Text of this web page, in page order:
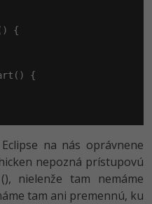
{
{
na nás oprávnene
nepozná prístupovú
nielenže tam nemáme
tam ani premennú, ku